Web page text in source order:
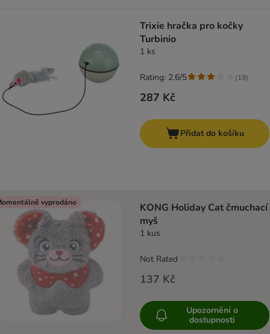
Trixie hračka pro kočky
Turbinio
1 ks
287 Kč
Rating: 2.6/5 (19)
Přidat do košíku
vyprodáno
KONG Holiday Cat čmuchací
myš
1 kus
137 Kč
Not Rated
Upozornění o
dostupnosti